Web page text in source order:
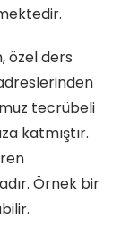
özel ders
tecrübeli
katmıştır.
Örnek bir